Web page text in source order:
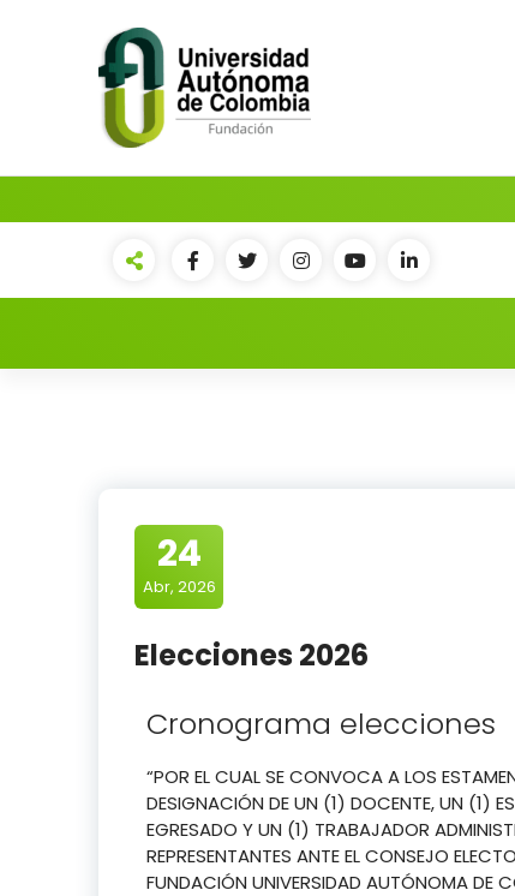
global
24
Abr, 2026
Elecciones 2026
Cronograma elecciones
“POR EL CUAL SE CONVOCA A LOS
DESIGNACIÓN DE UN (1) DOCENTE, UN (1)
EGRESADO Y UN (1) TRABAJADOR
REPRESENTANTES ANTE EL CONSEJO
FUNDACIÓN UNIVERSIDAD AUTÓNOMA DE